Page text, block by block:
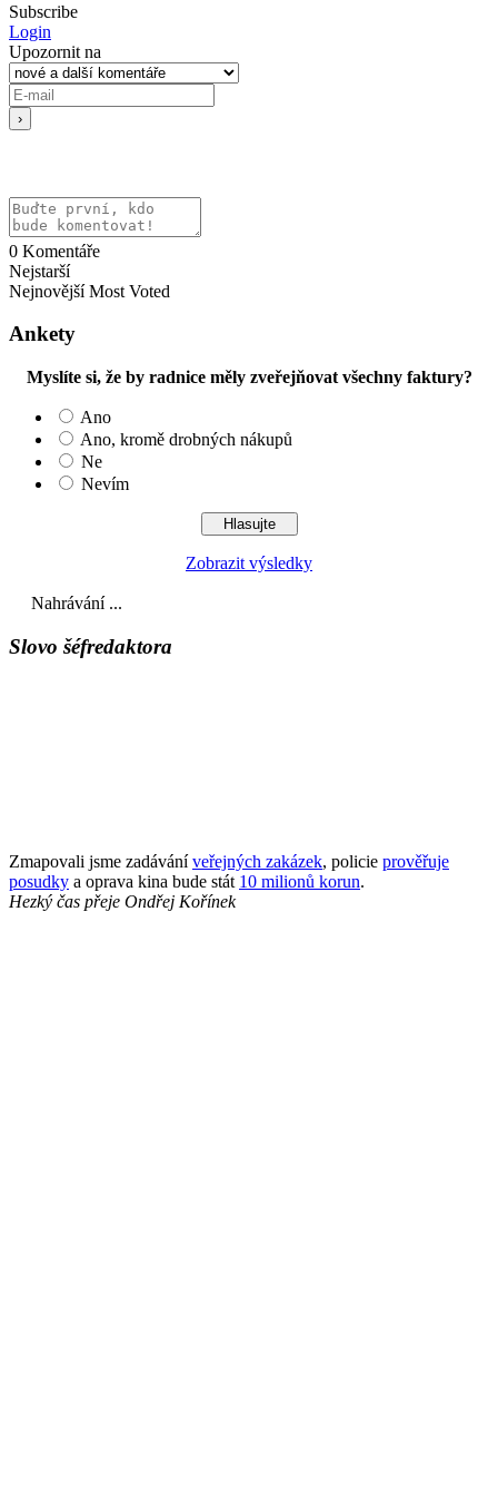
Subscribe
Login
Upozornit na
0 Komentáře
Nejstarší
Nejnovější Most Voted
Ankety
Myslíte si, že by radnice měly zveřejňovat všechny faktury?
Ano
Ano, kromě drobných nákupů
Ne
Nevím
Zobrazit výsledky
Nahrávání ...
Slovo šéfredaktora
Zmapovali jsme zadáváníveřejných zakázek, policie prověřuje
posudky a oprava kina bude stát 10 milionů korun.
Hezký čas přeje Ondřej Kořínek